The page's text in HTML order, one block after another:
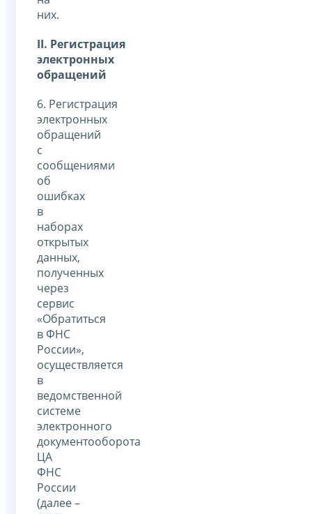
них.
II. Регистрация
электронных
обращений
6. Регистрация
электронных
обращений
с
сообщениями
об
ошибках
в
наборах
открытых
данных,
полученных
через
сервис
«Обратиться
в ФНС
России»,
осуществляется
в
ведомственной
системе
электронного
документооборота
ЦА
ФНС
России
(далее –